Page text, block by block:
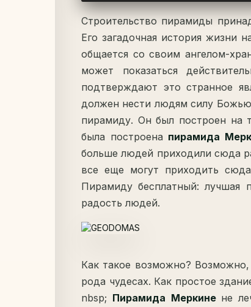
Строительство пирамиды
Его загадочная история жизни
общается со своим ангелом-
может показаться
подтверждают это странное
должен нести людям силу
пирамиду. Он был построен на
была построена пирамида
больше людей приходили сюда
все еще могут приходить
Пирамиду бесплатный: лучшая
радость людей.
Как такое возможно?
рода чудесах. Как простое
nbsp; Пирамида Меркине не